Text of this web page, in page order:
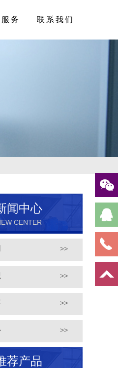
务 联系我们
闻中心
CENTER
>>
>>
>>
>>
荐产品